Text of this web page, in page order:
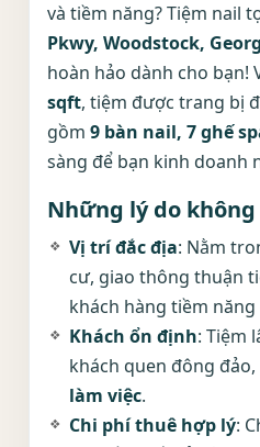
và tiềm năng? Tiệm nail
Pkwy, Woodstock,
hoàn hảo dành cho bạn!
sqft, tiệm được trang bị
gồm 9 bàn nail, 7 ghế
sàng để bạn kinh doanh
Những lý do
Vị trí đắc địa: Nằm
cư, giao thông thuận
khách hàng tiềm năng
Khách ổn định: Tiệm
khách quen đông
làm việc.
Chi phí thuê hợp lý: